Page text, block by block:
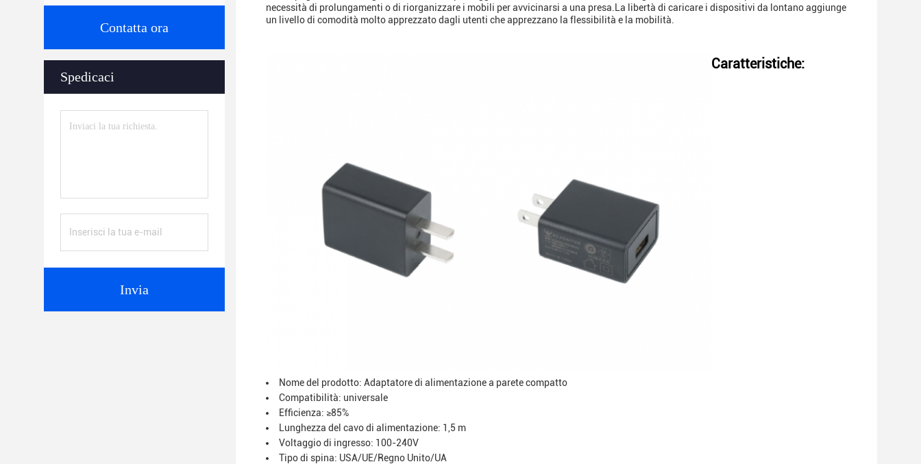
Contatta ora
Spedicaci
Invia
necessità di prolungamenti o di riorganizzare i mobili per avvicinarsi a una presa.La libertà di caricare i dispositivi da lontano aggiunge
un livello di comodità molto apprezzato dagli utenti che apprezzano la flessibilità e la mobilità.
Caratteristiche:
Nome del prodotto: Adaptatore di alimentazione a parete compatto
Compatibilità: universale
Efficienza: ≥85%
Lunghezza del cavo di alimentazione: 1,5 m
Voltaggio di ingresso: 100-240V
Tipo di spina: USA/UE/Regno Unito/UA